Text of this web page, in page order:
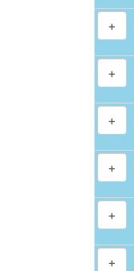
+
+
+
+
+
+